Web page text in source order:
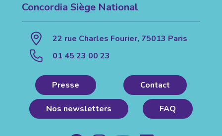
Concordia Siège National
22 rue Charles Fourier, 75013 Paris
01 45 23 00 23
Presse Contact
Nos newsletters FAQ